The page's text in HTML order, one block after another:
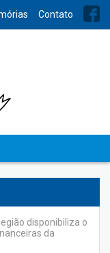
Contato
Bancários de
levantamento
disponibiliza o
da